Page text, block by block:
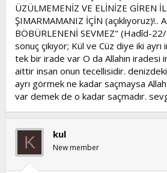
ÜZÜLMEMENİZ VE ELİNİZE GİREN
ŞIMARMAMANIZ İÇİN (açıklıyoruz)!..
BÖBÜRLENENİ SEVMEZ" (Hadîd-
sonuç çıkıyor; Kül ve Cüz diye iki
tek bir irade var O da Allahın iradesi
aittir insan onun tecellisidir.
ayrı görmek ne kadar saçmaysa
var demek de o kadar saçmadır.
K kul
New member